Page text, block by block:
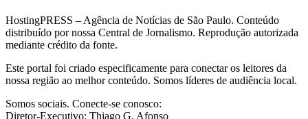
HostingPRESS – Agência de Notícias de São Paulo. Conteúdo
distribuído por nossa Central de Jornalismo. Reprodução autorizada
mediante crédito da fonte.
Este portal foi criado especificamente para conectar os leitores da
nossa região ao melhor conteúdo. Somos líderes de audiência local.
Somos sociais. Conecte-se conosco:
Diretor-Executivo: Thiago G. Afonso